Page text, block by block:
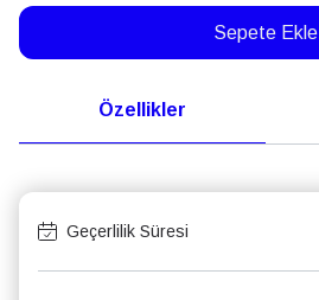
Sepete Ekle
Özellikler
Geçerlilik Süresi